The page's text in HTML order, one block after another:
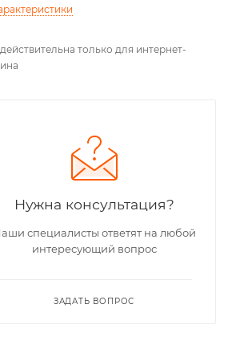
только для интернет-
Нужна консультация?
специалисты ответят на любой
интересующий вопрос
ЗАДАТЬ ВОПРОС